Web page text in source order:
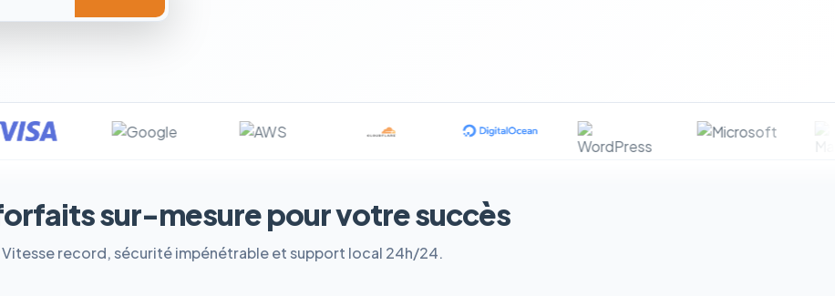
sur-mesure pour votre succès
Vitesse record, sécurité impénétrable et support local 24h/24.